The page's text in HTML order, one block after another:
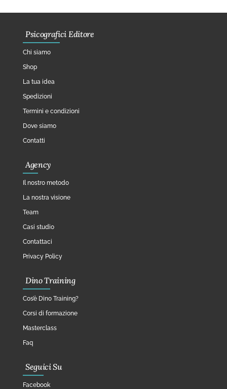
Psicografici Editore
Chi siamo
Shop
La tua idea
Spedizioni
Termini e condizioni
Dove siamo
Contatti
Agency
Il nostro metodo
La nostra visione
Team
Casi studio
Contattaci
Privacy Policy
Dino Training
Cos’è Dino Training?
Corsi di formazione
Masterclass
Faq
Seguici Su
Facebook